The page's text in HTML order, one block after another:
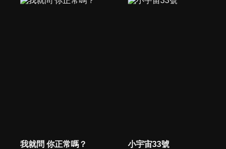
我就問 你正常嗎？ 小宇宙33號